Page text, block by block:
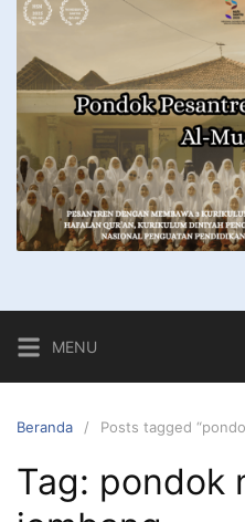
MENU
Beranda Posts tagged
Tag: pondok